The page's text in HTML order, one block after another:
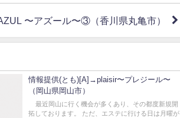
〜アズール〜③（香川県丸亀市）
情報提供(とも)[A]→plaisir〜プレジール〜
（岡山県岡山市）
最近岡山に行く機会が多くあり、その都度新規開
拓しております。 ただ、エステに行ける日は月曜が